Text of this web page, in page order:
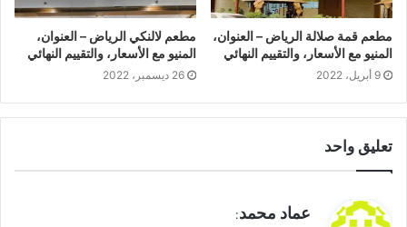
مطعم قمة صلالة الرياض – العنوان،
المنيو مع الأسعار، والتقييم النهائي
9 أبريل، 2022
مطعم لالنكي الرياض – العنوان،
المنيو مع الأسعار، والتقييم النهائي
26 ديسمبر، 2022
تعليق واحد
ي
عماد محمد: